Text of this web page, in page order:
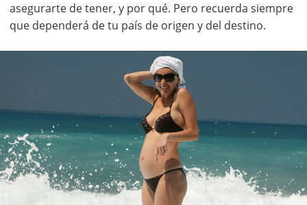
asegurarte de tener, y por qué. Pero recuerda siempre
que dependerá de tu país de origen y del destino.